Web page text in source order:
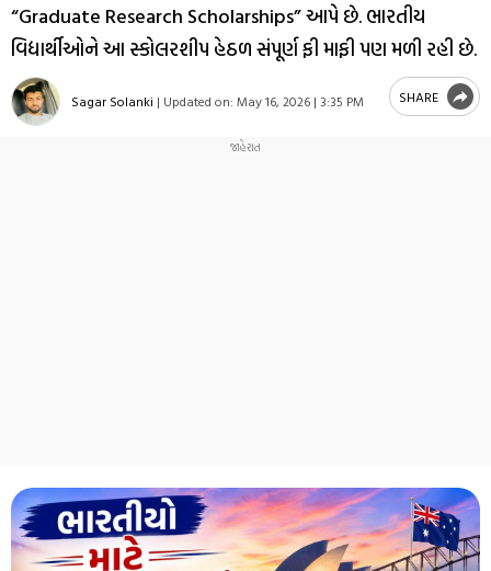
“Graduate Research Scholarships” આપે છે. ભારતીય
વિદ્યાર્થીઓને આ સ્કોલરશીપ હેઠળ સંપૂર્ણ ફી માફી પણ મળી રહી છે.
Sagar Solanki | Updated on: May 16, 2026 | 3:35 PM SHARE